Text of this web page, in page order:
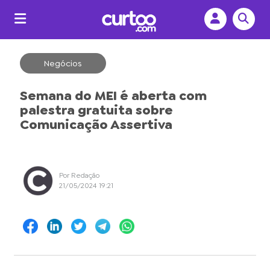
Negócios
Semana do MEI é aberta com
palestra gratuita sobre
Comunicação Assertiva
Por Redação
21/05/2024 19:21